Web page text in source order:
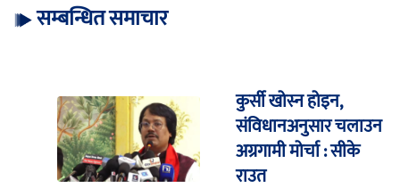
सम्बन्धित समाचार
कुर्सी खोस्न होइन,
संविधानअनुसार चलाउन
अग्रगामी मोर्चा : सीके
राउत